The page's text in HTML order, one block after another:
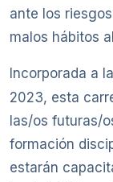
ante los
malos hábitos
Incorporada a la
2023, esta
las/os futuras/
formación
estarán